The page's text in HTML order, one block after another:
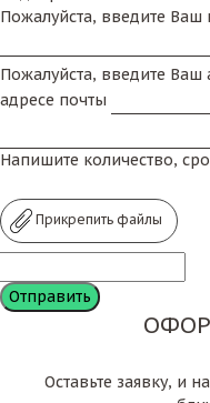
Пожалуйста, введите
Пожалуйста, введите Ваш
адресе почты
Напишите количество,
Прикрепить файлы
Оставьте заявку, и